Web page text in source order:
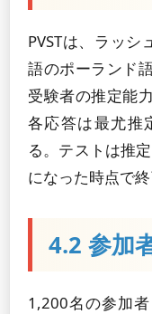
PVSTは、ラッ
語のポーランド
受験者の推定能
各応答は最尤推
る。テストは推
になった時点で終
4.2 参加
1,200名の参加